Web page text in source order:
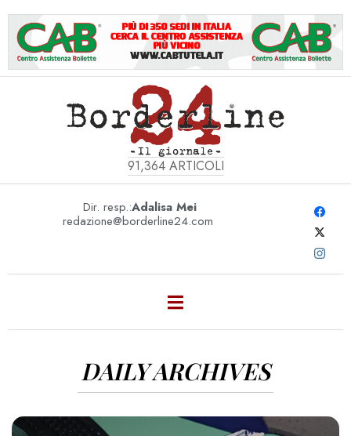
91,364ARTICOLI
Dir. resp.:Adalisa Mei
redazione@borderline24.com
DAILY ARCHIVES